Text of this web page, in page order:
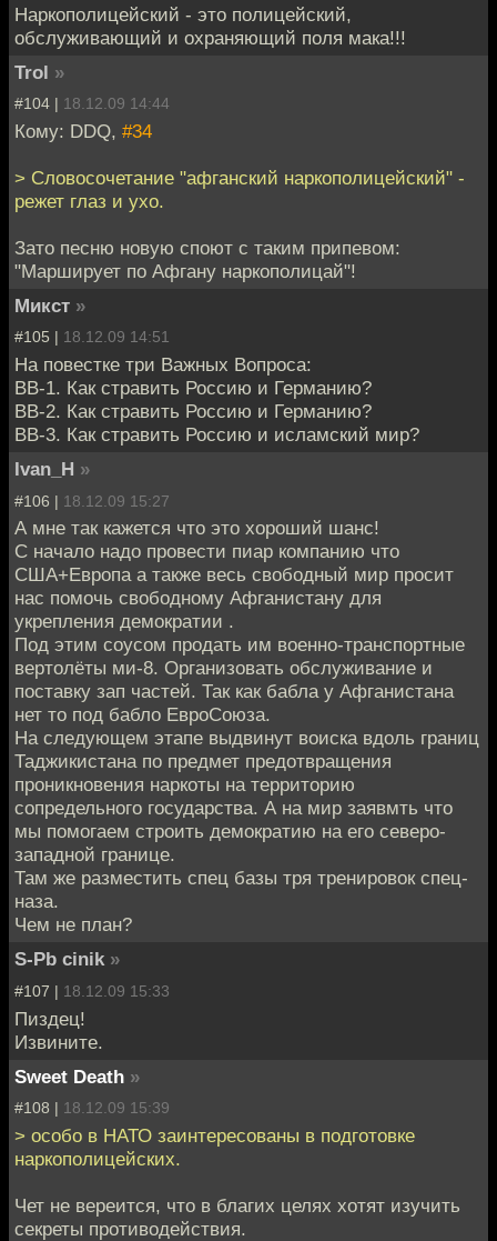
Наркополицейский - это полицейский,
обслуживающий и охраняющий поля мака!!!
Trol »
#104 | 18.12.09 14:44
Кому: DDQ, #34
> Словосочетание "афганский наркополицейский" -
режет глаз и ухо.
Зато песню новую споют с таким припевом:
"Марширует по Афгану наркополицай"!
Микст »
#105 | 18.12.09 14:51
На повестке три Важных Вопроса:
ВВ-1. Как стравить Россию и Германию?
ВВ-2. Как стравить Россию и Германию?
ВВ-3. Как стравить Россию и исламский мир?
Ivan_H »
#106 | 18.12.09 15:27
А мне так кажется что это хороший шанс!
С начало надо провести пиар компанию что
США+Европа а также весь свободный мир просит
нас помочь свободному Афганистану для
укрепления демократии .
Под этим соусом продать им военно-транспортные
вертолёты ми-8. Организовать обслуживание и
поставку зап частей. Так как бабла у Афганистана
нет то под бабло ЕвроСоюза.
На следующем этапе выдвинут воиска вдоль границ
Таджикистана по предмет предотвращения
проникновения наркоты на территорию
сопредельного государства. А на мир заявмть что
мы помогаем строить демократию на его северо-
западной границе.
Там же разместить спец базы тря тренировок спец-
наза.
Чем не план?
S-Pb cinik »
#107 | 18.12.09 15:33
Пиздец!
Извините.
Sweet Death »
#108 | 18.12.09 15:39
> особо в НАТО заинтересованы в подготовке
наркополицейских.
Чет не вереится, что в благих целях хотят изучить
секреты противодействия.